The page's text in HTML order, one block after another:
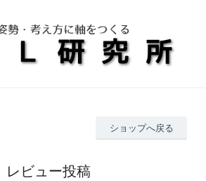
ショップへ戻る
レビュー投稿